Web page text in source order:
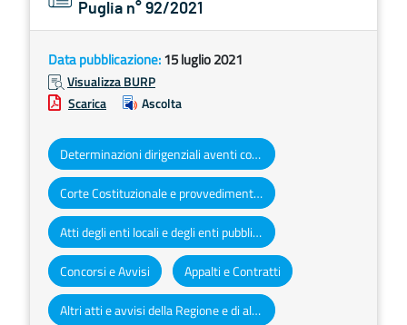
Puglia n° 92/2021
Data pubblicazione:15 luglio 2021
Visualizza BURP
Scarica
Ascolta
Determinazioni dirigenziali aventi contenuto di interesse generale
Corte Costituzionale e provvedimenti organi giurisdizionali
Atti degli enti locali e degli enti pubblici e privati
Concorsi e Avvisi Appalti e Contratti
Altri atti e avvisi della Regione e di altri enti pubblici che interessano la collettività regionale